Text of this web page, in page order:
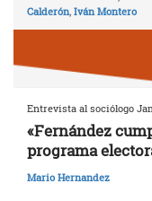
Calderón, Iván Montero
Entrevista al sociólogo
«Fernández
programa
Mario Hernandez